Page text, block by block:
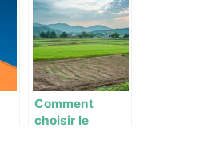
espace de vie
avec des idees
de decoration
maison
Comment
choisir le